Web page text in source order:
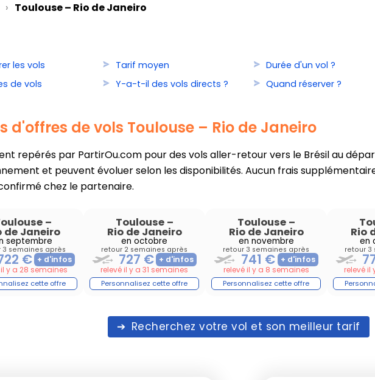
Toulouse – Rio de Janeiro
d'offres de vols Toulouse – Rio de Janeiro
repérés par PartirOu.com pour des vols aller-retour vers le Brésil au
et peuvent évoluer selon les disponibilités. Aucun frais
chez le partenaire.
–
de Janeiro
septembre
3 semaines après
€
il y a 28 semaines
Toulouse–
Rio de Janeiro
en octobre
retour 2 semaines après
727 €
relevé il y a 31 semaines
Toulouse–
Rio de Janeiro
en novembre
retour 3 semaines après
741 €
relevé il y a 8 semaines
Rio
en
retour 3
relevé il
Recherchez votre vol et son meilleur tarif
les vols
de vols
Tarif moyen
Y-a-t-il des vols directs ?
Durée d'un vol ?
Quand réserver ?